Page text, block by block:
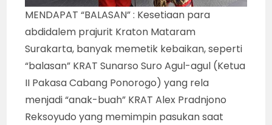
MENDAPAT “BALASAN” : Kesetiaan para
abdidalem prajurit Kraton Mataram
Surakarta, banyak memetik kebaikan, seperti
“balasan” KRAT Sunarso Suro Agul-agul (Ketua
II Pakasa Cabang Ponorogo) yang rela
menjadi “anak-buah” KRAT Alex Pradnjono
Reksoyudo yang memimpin pasukan saat